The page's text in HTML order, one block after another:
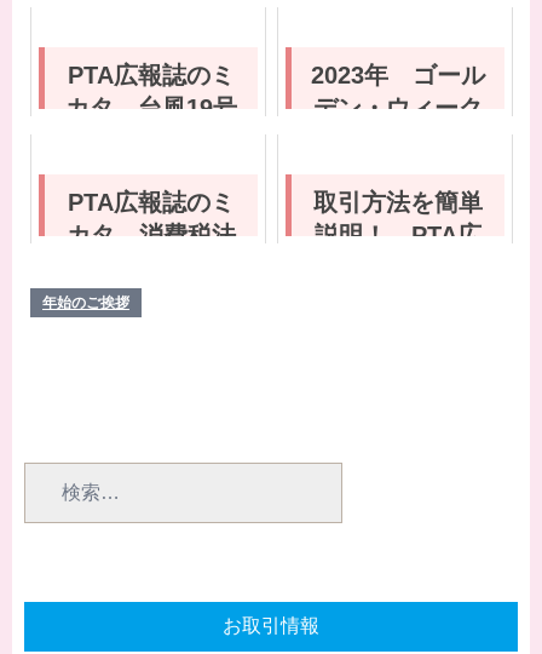
PTA広報誌のミ
カタ 台風19号
2023年 ゴール
デン・ウィーク
PTA広報誌のミ
カタ 消費税法
するお知らせ
取引方法を簡単
説明！ PTA広
年始のご挨拶
お取引情報